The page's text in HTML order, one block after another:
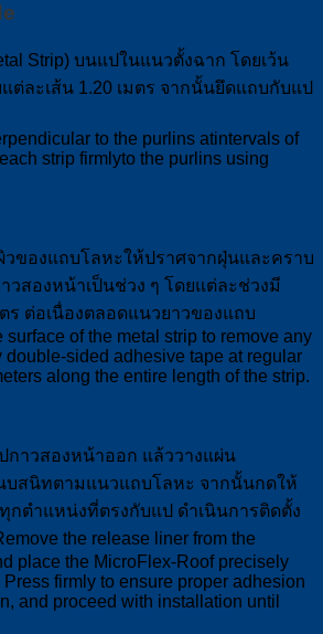
Strip) บนแปในแนวตั้งฉาก โดยเว้น
ต่ละเส้น 1.20 เมตร จากนั้นยึดแถบกับแป
to the purlins atintervals of
strip firmlyto the purlins using
ของแถบโลหะให้ปราศจากฝุ่นและคราบ
วสองหน้าเป็นช่วง ๆ โดยแต่ละช่วงมี
ร ต่อเนื่องตลอดแนวยาวของแถบ
of the metal strip to remove any
double-sided adhesive tape at regular
along the entire length of the strip.
กาวสองหน้าออก แล้ววางแผ่น
บสนิทตามแนวแถบโลหะ จากนั้นกดให้
กตำแหน่งที่ตรงกับแป ดำเนินการติดตั้ง
the release liner from the
place the MicroFlex-Roof precisely
firmly to ensure proper adhesion
and proceed with installation until